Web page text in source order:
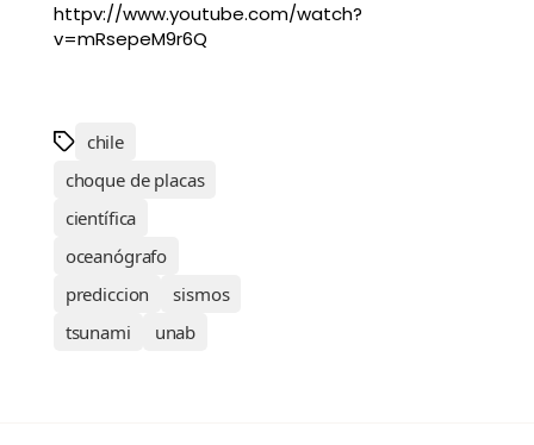
httpv://www.youtube.com/watch?
v=mRsepeM9r6Q
chile
choque de placas
científica
oceanógrafo
prediccion
sismos
tsunami
unab